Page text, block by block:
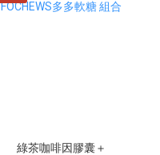
綠茶咖啡因膠囊＋